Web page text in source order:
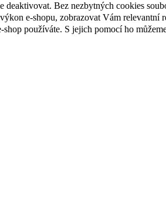
deaktivovat. Bez nezbytných cookies
e-shopu, zobrazovat Vám relevantní
používáte. S jejich pomocí ho